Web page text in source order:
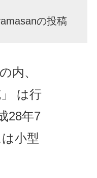
の投稿
内、
は行
28年7
小型